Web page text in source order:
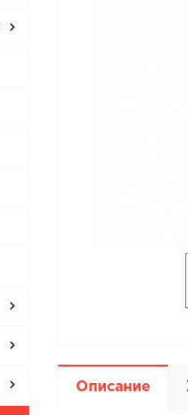
Описание